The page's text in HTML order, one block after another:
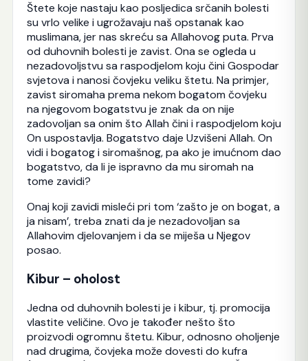
Štete koje nastaju kao posljedica srčanih bolesti
su vrlo velike i ugrožavaju naš opstanak kao
muslimana, jer nas skreću sa Allahovog puta. Prva
od duhovnih bolesti je zavist. Ona se ogleda u
nezadovoljstvu sa raspodjelom koju čini Gospodar
svjetova i nanosi čovjeku veliku štetu. Na primjer,
zavist siromaha prema nekom bogatom čovjeku
na njegovom bogatstvu je znak da on nije
zadovoljan sa onim što Allah čini i raspodjelom koju
On uspostavlja. Bogatstvo daje Uzvišeni Allah. On
vidi i bogatog i siromašnog, pa ako je imućnom dao
bogatstvo, da li je ispravno da mu siromah na
tome zavidi?
Onaj koji zavidi misleći pri tom ‘zašto je on bogat, a
ja nisam’, treba znati da je nezadovoljan sa
Allahovim djelovanjem i da se miješa u Njegov
posao.
Kibur – oholost
Jedna od duhovnih bolesti je i kibur, tj. promocija
vlastite veličine. Ovo je također nešto što
proizvodi ogromnu štetu. Kibur, odnosno oholjenje
nad drugima, čovjeka može dovesti do kufra